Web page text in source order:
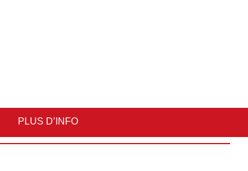
PLUS D’INFO